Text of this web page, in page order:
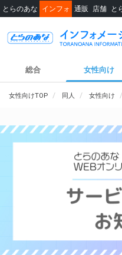
とらのあな インフォ 通販 店舗 と
総合 女性向け
女性向けTOP 同人 女性向け